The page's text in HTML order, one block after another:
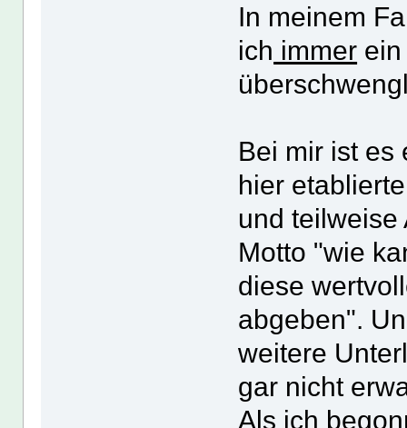
In meinem
ich immer
Bei mir ist es
hier
und
Motto "wie
diese
abgeben".
weitere
gar nicht
Als ich